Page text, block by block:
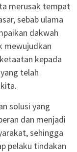
merusak tempat
sebab ulama
dakwah
mewujudkan
kepada
telah
solusi yang
dan menjadi
sehingga
pelaku tindakan